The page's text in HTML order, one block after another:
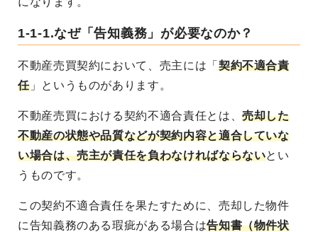
1-1-1.なぜ「告知義務」が必要なのか？
不動産売買契約において、売主には「 契約不適合責
任」というものがあります。
不動産売買における契約不適合責任とは、売却した
不動産の状態や品質などが契約内容と適合していな
い場合は、売主が責任を負わなければならないとい
うものです。
この契約不適合責任を果たすために、売却した物件
に告知義務のある瑕疵がある場合は告知書（物件状